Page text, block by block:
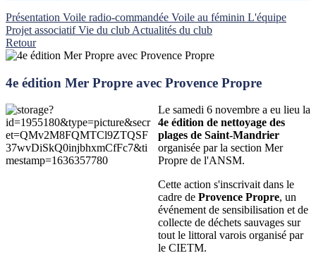
Présentation Voile radio-commandée Voile au féminin L'équipe
Projet associatifVie du club Actualités du club
Retour
4e édition Mer Propre avec Provence Propre
Le samedi 6 novembre a eu lieu la
4e édition de nettoyage des
plages de Saint-Mandrier
organisée par la section Mer
Propre de l'ANSM.
Cette action s'inscrivait dans le
cadre de Provence Propre, un
événement de sensibilisation et de
collecte de déchets sauvages sur
tout le littoral varois organisé par
le CIETM.